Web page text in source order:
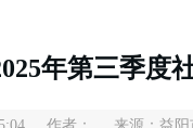
年第三季度